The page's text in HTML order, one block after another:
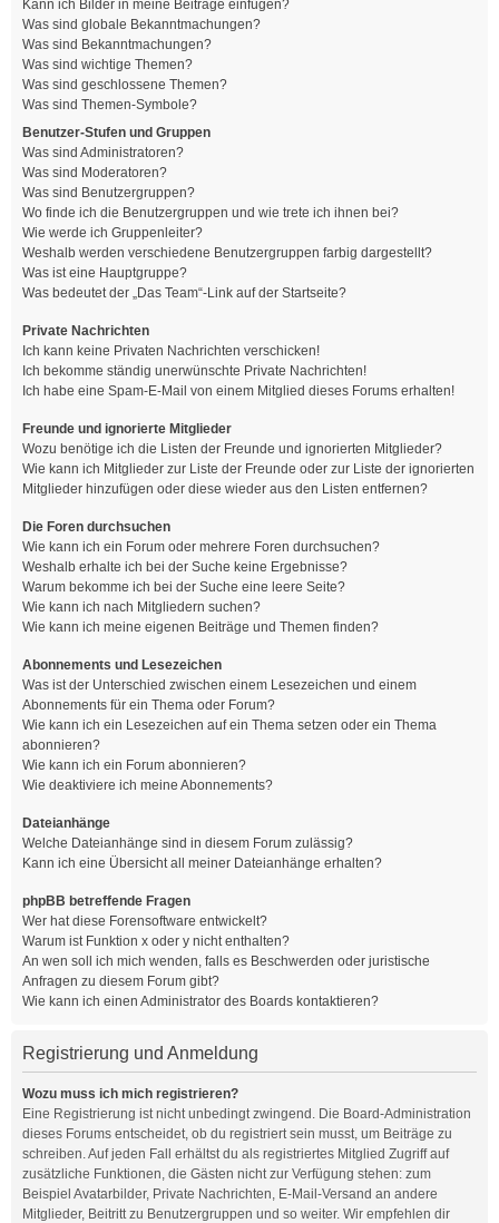
Kann ich Bilder in meine Beiträge einfügen?
Was sind globale Bekanntmachungen?
Was sind Bekanntmachungen?
Was sind wichtige Themen?
Was sind geschlossene Themen?
Was sind Themen-Symbole?
Benutzer-Stufen und Gruppen
Was sind Administratoren?
Was sind Moderatoren?
Was sind Benutzergruppen?
Wo finde ich die Benutzergruppen und wie trete ich ihnen bei?
Wie werde ich Gruppenleiter?
Weshalb werden verschiedene Benutzergruppen farbig dargestellt?
Was ist eine Hauptgruppe?
Was bedeutet der „Das Team“-Link auf der Startseite?
Private Nachrichten
Ich kann keine Privaten Nachrichten verschicken!
Ich bekomme ständig unerwünschte Private Nachrichten!
Ich habe eine Spam-E-Mail von einem Mitglied dieses Forums erhalten!
Freunde und ignorierte Mitglieder
Wozu benötige ich die Listen der Freunde und ignorierten Mitglieder?
Wie kann ich Mitglieder zur Liste der Freunde oder zur Liste der ignorierten
Mitglieder hinzufügen oder diese wieder aus den Listen entfernen?
Die Foren durchsuchen
Wie kann ich ein Forum oder mehrere Foren durchsuchen?
Weshalb erhalte ich bei der Suche keine Ergebnisse?
Warum bekomme ich bei der Suche eine leere Seite?
Wie kann ich nach Mitgliedern suchen?
Wie kann ich meine eigenen Beiträge und Themen finden?
Abonnements und Lesezeichen
Was ist der Unterschied zwischen einem Lesezeichen und einem
Abonnements für ein Thema oder Forum?
Wie kann ich ein Lesezeichen auf ein Thema setzen oder ein Thema
abonnieren?
Wie kann ich ein Forum abonnieren?
Wie deaktiviere ich meine Abonnements?
Dateianhänge
Welche Dateianhänge sind in diesem Forum zulässig?
Kann ich eine Übersicht all meiner Dateianhänge erhalten?
phpBB betreffende Fragen
Wer hat diese Forensoftware entwickelt?
Warum ist Funktion x oder y nicht enthalten?
An wen soll ich mich wenden, falls es Beschwerden oder juristische
Anfragen zu diesem Forum gibt?
Wie kann ich einen Administrator des Boards kontaktieren?
Registrierung und Anmeldung
Wozu muss ich mich registrieren?
Eine Registrierung ist nicht unbedingt zwingend. Die Board-Administration
dieses Forums entscheidet, ob du registriert sein musst, um Beiträge zu
schreiben. Auf jeden Fall erhältst du als registriertes Mitglied Zugriff auf
zusätzliche Funktionen, die Gästen nicht zur Verfügung stehen: zum
Beispiel Avatarbilder, Private Nachrichten, E-Mail-Versand an andere
Mitglieder, Beitritt zu Benutzergruppen und so weiter. Wir empfehlen dir